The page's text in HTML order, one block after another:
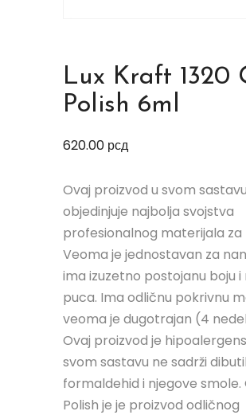
Lux Kraft 1320
Polish 6ml
620.00 рсд
Ovaj proizvod u svom sastavu
objedinjuje najbolja svojstva
profesionalnog materijala za
Veoma je jednostavan za
ima izuzetno postojanu boju i
puca. Ima odličnu pokrivnu
veoma je dugotrajan (4
Ovaj proizvod je
svom sastavu ne sadrži
formaldehid i njegove smole.
Polish je je proizvod odličnog